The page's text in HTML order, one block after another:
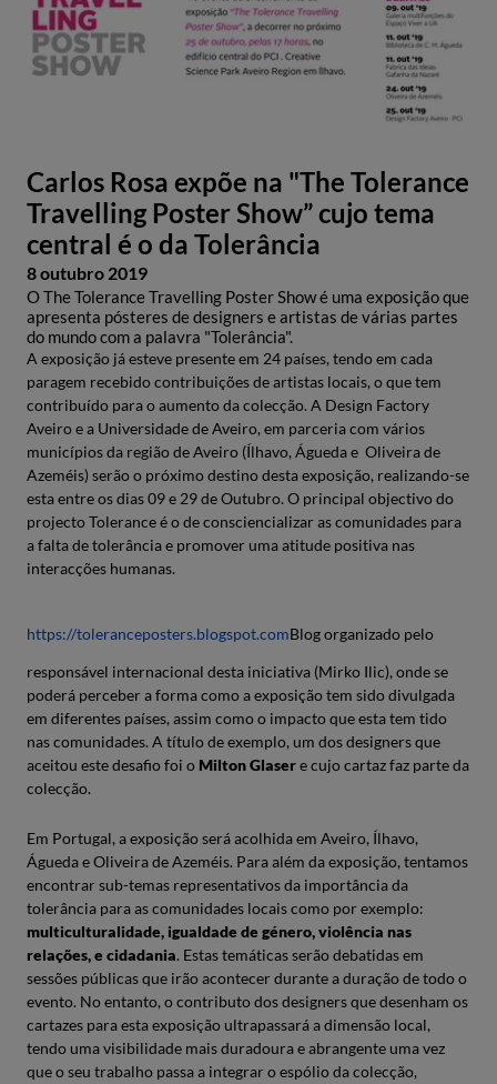
Carlos Rosa expõe na "The Tolerance
Travelling Poster Show” cujo tema
central é o da Tolerância
8 outubro 2019
O The Tolerance Travelling Poster Show é uma exposição que
apresenta pósteres de designers e artistas de várias partes
do mundo com a palavra "Tolerância".
A exposição já esteve presente em 24 países, tendo em cada
paragem recebido contribuições de artistas locais, o que tem
contribuído para o aumento da colecção. A Design Factory
Aveiro e a Universidade de Aveiro, em parceria com vários
municípios da região de Aveiro (Ílhavo, Águeda e Oliveira de
Azeméis) serão o próximo destino desta exposição, realizando-se
esta entre os dias 09 e 29 de Outubro. O principal objectivo do
projecto Tolerance é o de consciencializar as comunidades para
a falta de tolerância e promover uma atitude positiva nas
interacções humanas.
https://toleranceposters.blogspot.comBlog organizado pelo
responsável internacional desta iniciativa (Mirko Ilic), onde se
poderá perceber a forma como a exposição tem sido divulgada
em diferentes países, assim como o impacto que esta tem tido
nas comunidades. A título de exemplo, um dos designers que
aceitou este desafio foi o Milton Glasere cujo cartaz faz parte da
colecção.
Em Portugal, a exposição será acolhida em Aveiro, Ílhavo,
Águeda e Oliveira de Azeméis. Para além da exposição, tentamos
encontrar sub-temas representativos da importância da
tolerância para as comunidades locais como por exemplo:
multiculturalidade, igualdade de género, violência nas
relações, e cidadania. Estas temáticas serão debatidas em
sessões públicas que irão acontecer durante a duração de todo o
evento. No entanto, o contributo dos designers que desenham os
cartazes para esta exposição ultrapassará a dimensão local,
tendo uma visibilidade mais duradoura e abrangente uma vez
que o seu trabalho passa a integrar o espólio da colecção,